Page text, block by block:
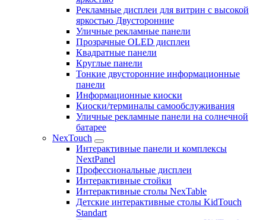
Рекламные дисплеи для витрин с высокой
яркостью Двусторонние
Уличные рекламные панели
Прозрачные OLED дисплеи
Квадратные панели
Круглые панели
Тонкие двусторонние информационные
панели
Информационные киоски
Киоски/терминалы самообслуживания
Уличные рекламные панели на солнечной
батарее
NexTouch
Интерактивные панели и комплексы
NextPanel
Профессиональные дисплеи
Интерактивные стойки
Интерактивные столы NexTable
Детские интерактивные столы KidTouch
Standart